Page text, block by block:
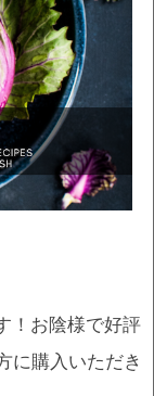
！お陰様で好評
に購入いただき